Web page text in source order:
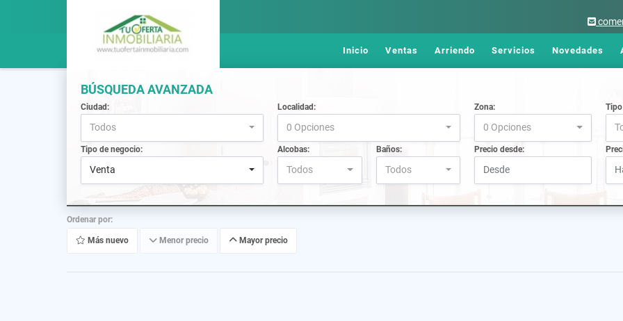
Inicio Ventas Arriendo Servicios Novedades
BÚSQUEDA AVANZADA
Ciudad:
Todos
Localidad:
0 Opciones
Zona:
0 Opciones
Tipo de negocio:
Venta
Alcobas:
Todos
Baños:
Todos
Precio desde:
Ordenar por:
Más nuevo Menor precio Mayor precio